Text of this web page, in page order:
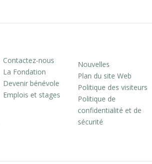
Contactez-nous
La Fondation
Devenir bénévole
Emplois et stages
Nouvelles
Plan du site Web
Politique des visiteurs
Politique de
confidentialité et de
sécurité